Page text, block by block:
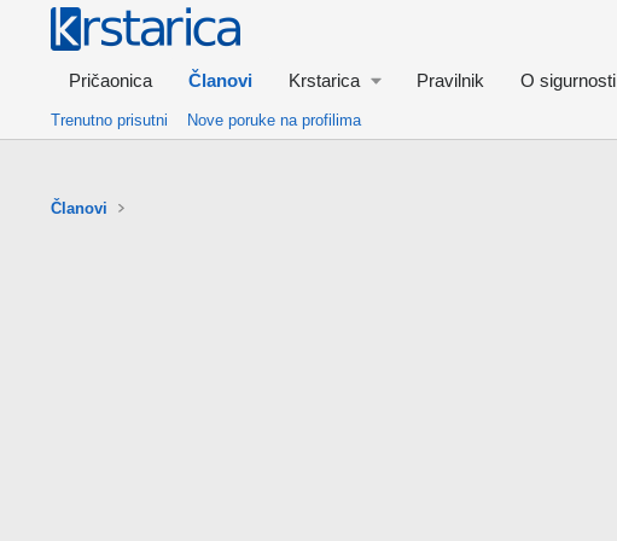
Pričaonica Članovi Krstarica Pravilnik O sigurnosti
Trenutno prisutni Nove poruke na profilima
Članovi